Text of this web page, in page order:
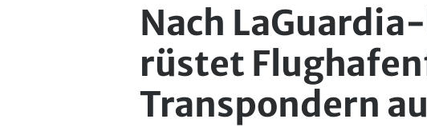
Nach
rüstet
Transpondern